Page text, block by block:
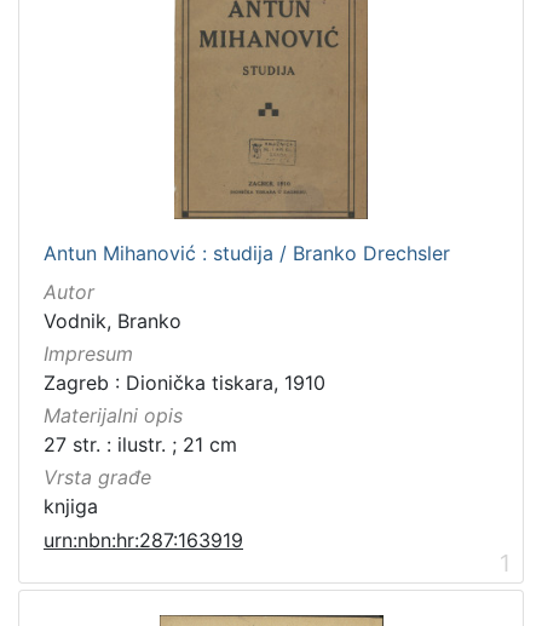
Antun Mihanović : studija / Branko Drechsler
Autor
Vodnik, Branko
Impresum
Zagreb : Dionička tiskara, 1910
Materijalni opis
27 str. : ilustr. ; 21 cm
Vrsta građe
knjiga
urn:nbn:hr:287:163919
1